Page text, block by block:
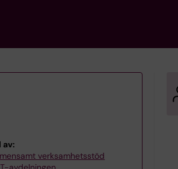
av:
verksamhetsstöd